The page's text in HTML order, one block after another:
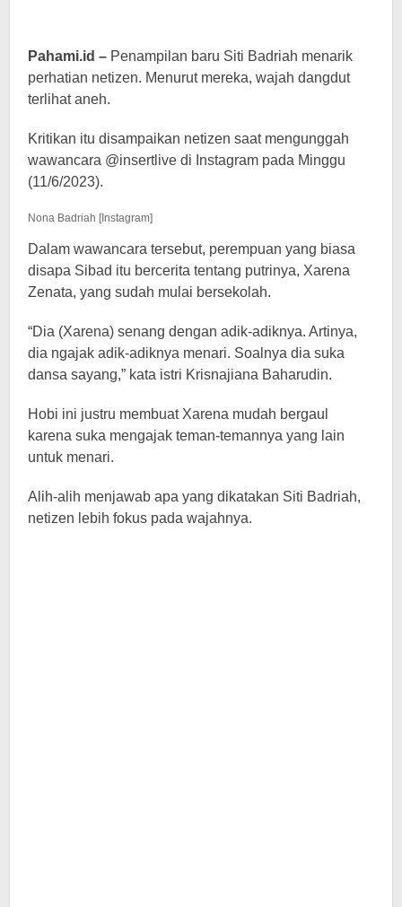
Pahami.id – Penampilan baru Siti Badriah menarik
perhatian netizen. Menurut mereka, wajah dangdut
terlihat aneh.
Kritikan itu disampaikan netizen saat mengunggah
wawancara @insertlive di Instagram pada Minggu
(11/6/2023).
Nona Badriah [Instagram]
Dalam wawancara tersebut, perempuan yang biasa
disapa Sibad itu bercerita tentang putrinya, Xarena
Zenata, yang sudah mulai bersekolah.
“Dia (Xarena) senang dengan adik-adiknya. Artinya,
dia ngajak adik-adiknya menari. Soalnya dia suka
dansa sayang,” kata istri Krisnajiana Baharudin.
Hobi ini justru membuat Xarena mudah bergaul
karena suka mengajak teman-temannya yang lain
untuk menari.
Alih-alih menjawab apa yang dikatakan Siti Badriah,
netizen lebih fokus pada wajahnya.